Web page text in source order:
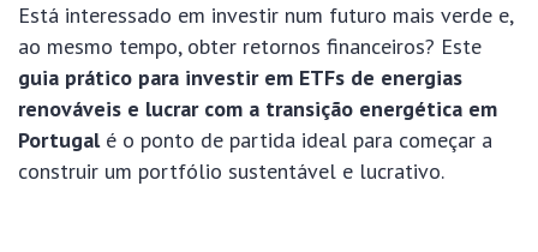
Está interessado em investir num futuro mais verde e,
ao mesmo tempo, obter retornos financeiros? Este
guia prático para investir em ETFs de energias
renováveis e lucrar com a transição energética em
Portugalé o ponto de partida ideal para começar a
construir um portfólio sustentável e lucrativo.